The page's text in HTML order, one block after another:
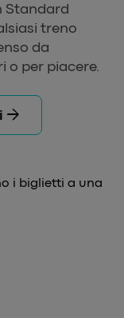
Standard
treno
da
o per piacere.
arrow_forward